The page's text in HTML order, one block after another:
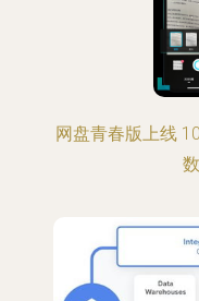
网盘青春版上线